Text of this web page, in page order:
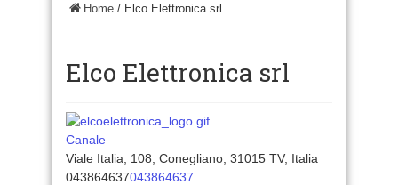
Home / Elco Elettronica srl
Elco Elettronica srl
Canale
Viale Italia, 108, Conegliano, 31015 TV, Italia
043864637043864637